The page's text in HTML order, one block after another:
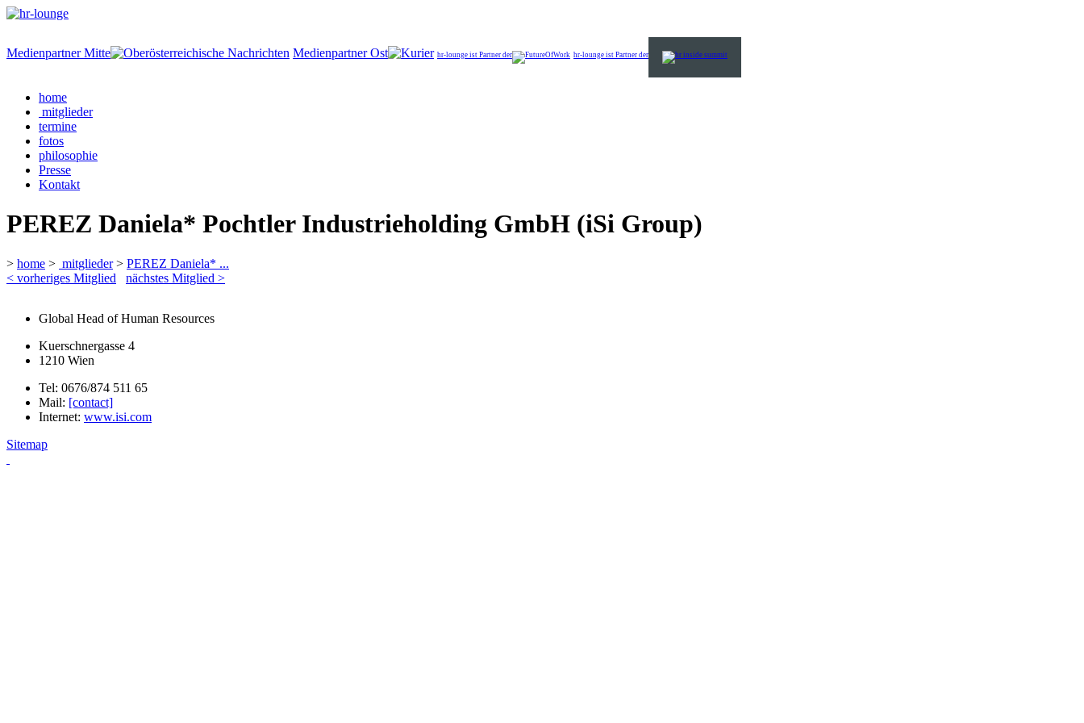
Medienpartner Mitte Medienpartner Ost hr-lounge ist Partner der hr-lounge ist Partner der
home
mitglieder
termine
fotos
philosophie
Presse
Kontakt
PEREZ Daniela* Pochtler Industrieholding GmbH (iSi Group)
> home > mitglieder> PEREZ Daniela* ...
< vorheriges Mitglied
nächstes Mitglied >
Global Head of Human Resources
Kuerschnergasse 4
1210 Wien
Tel: 0676/874 511 65
Mail: [contact]
Internet: www.isi.com
Sitemap